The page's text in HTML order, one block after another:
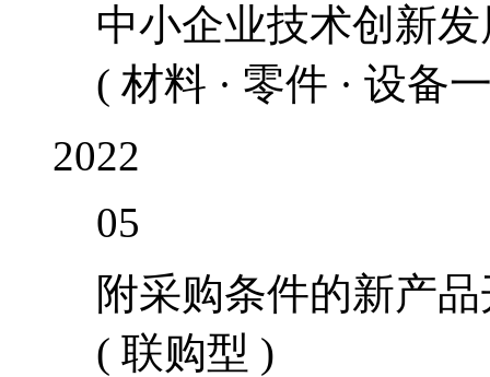
中小企业技术创新
( 材料 · 零件 · 设备
2022
05
附采购条件的新产
( 联购型 )